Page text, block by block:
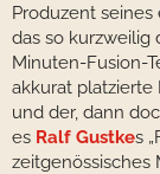
Produzent
das so kurzweilig
Minuten-Fusion-
akkurat
und der, dann
es Ralf Gustkes
zeitgenössisches